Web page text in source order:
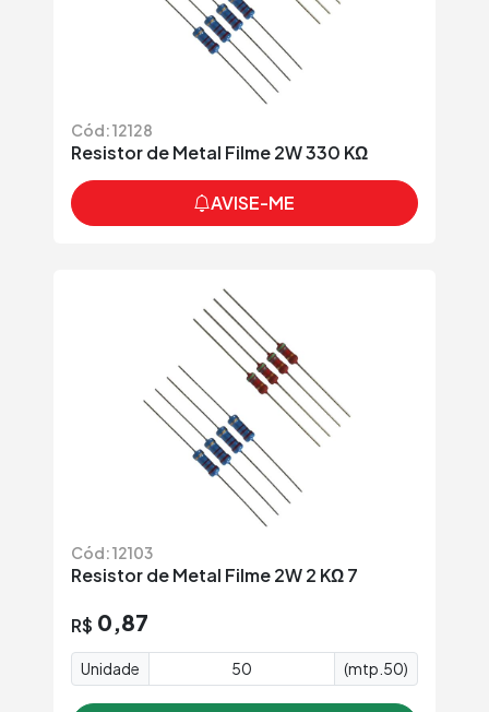
Cód: 12128
Resistor de Metal Filme 2W 330 KΩ
AVISE-ME
Cód: 12103
Resistor de Metal Filme 2W 2 KΩ 7
R$ 0,87
Unidade (mtp.50)